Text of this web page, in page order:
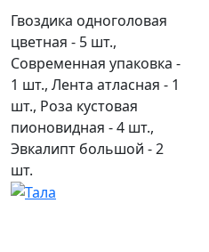
Гвоздика одноголовая
цветная - 5 шт.,
Современная упаковка -
1 шт., Лента атласная - 1
шт., Роза кустовая
пионовидная - 4 шт.,
Эвкалипт большой - 2
шт.